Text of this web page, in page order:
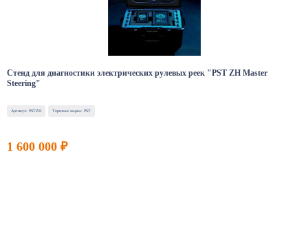
Стенд для диагностики электрических рулевых реек "PST ZH Master
Steering"
Артикул: PSTZH Торговая марка: PST
1 600 000 ₽